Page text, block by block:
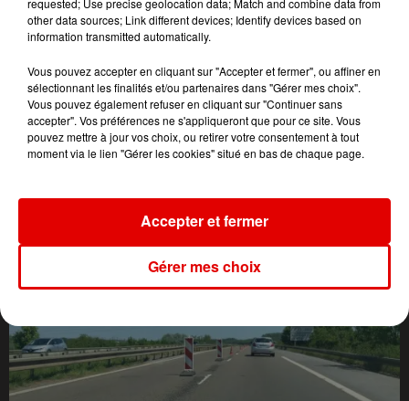
requested; Use precise geolocation data; Match and combine data from
other data sources; Link different devices; Identify devices based on
information transmitted automatically.
Vous pouvez accepter en cliquant sur "Accepter et fermer", ou affiner en
sélectionnant les finalités et/ou partenaires dans "Gérer mes choix".
Vous pouvez également refuser en cliquant sur "Continuer sans
accepter". Vos préférences ne s'appliqueront que pour ce site. Vous
pouvez mettre à jour vos choix, ou retirer votre consentement à tout
moment via le lien "Gérer les cookies" situé en bas de chaque page.
Gérer mes choix
Accepter et fermer